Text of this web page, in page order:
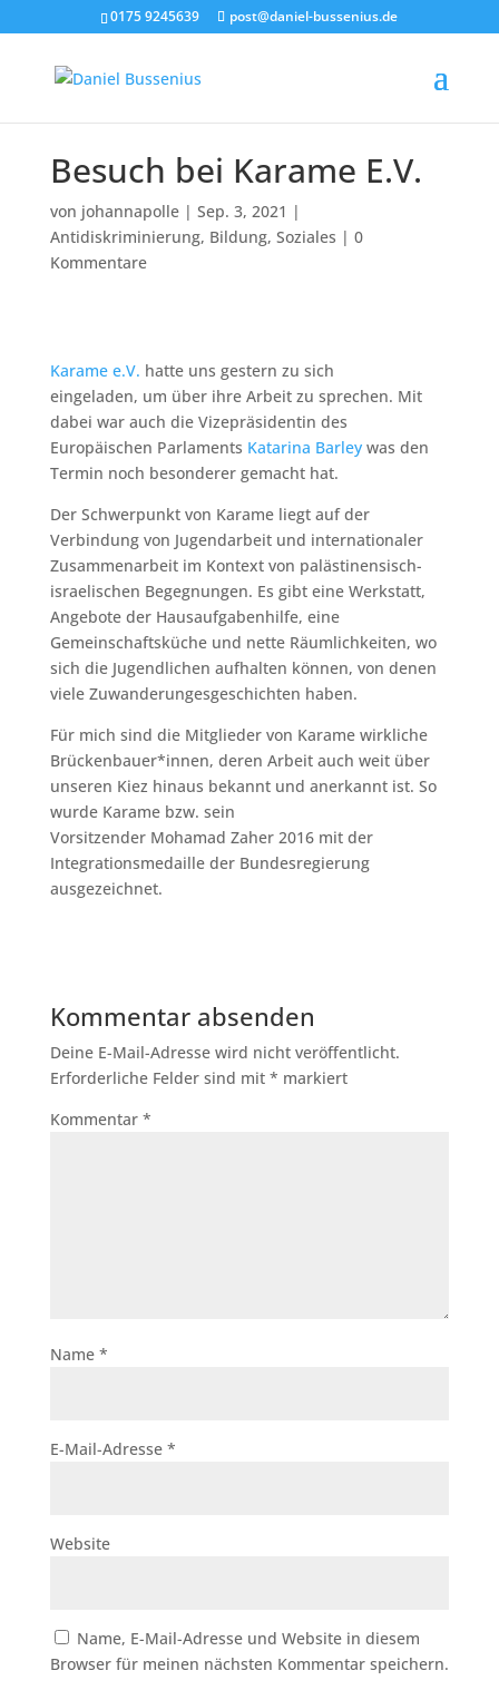
0175 9245639 post@daniel-bussenius.de
Besuch bei Karame E.V.
von johannapolle| Sep. 3, 2021 |
Antidiskriminierung, Bildung, Soziales | 0
Kommentare
Karame e.V. hatte uns gestern zu sich
eingeladen, um über ihre Arbeit zu sprechen. Mit
dabei war auch die Vizepräsidentin des
Europäischen Parlaments Katarina Barleywas den
Termin noch besonderer gemacht hat.
Der Schwerpunkt von Karame liegt auf der
Verbindung von Jugendarbeit und internationaler
Zusammenarbeit im Kontext von palästinensisch-
israelischen Begegnungen. Es gibt eine Werkstatt,
Angebote der Hausaufgabenhilfe, eine
Gemeinschaftsküche und nette Räumlichkeiten, wo
sich die Jugendlichen aufhalten können, von denen
viele Zuwanderungesgeschichten haben.
Für mich sind die Mitglieder von Karame wirkliche
Brückenbauer*innen, deren Arbeit auch weit über
unseren Kiez hinaus bekannt und anerkannt ist. So
wurde Karame bzw. sein
Vorsitzender Mohamad Zaher 2016 mit der
Integrationsmedaille der Bundesregierung
ausgezeichnet.
Kommentar absenden
Deine E-Mail-Adresse wird nicht veröffentlicht.
Erforderliche Felder sind mit * markiert
Kommentar *
Name *
E-Mail-Adresse *
Website
Name, E-Mail-Adresse und Website in diesem
Browser für meinen nächsten Kommentar speichern.